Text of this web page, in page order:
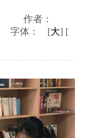
作者：
字体： [大] [